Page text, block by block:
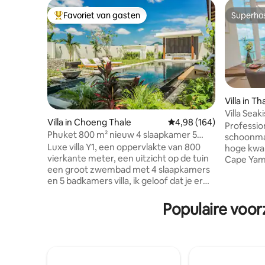
Topfavoriet van gasten
Favoriet van gasten
Villa in Choeng Thale Gemiddelde
4,98 (164)
Phuket 800 m² nieuw 4 slaapkamer 5
badkamer groot zwembad luxe tuin villa
Y1
Luxe villa Y1, een oppervlakte van 800
vierkante meter, een uitzicht op de tuin
een groot zwembad met 4 slaapkamers
en 5 badkamers villa, ik geloof dat je er
betreden, je zult geschokt zijn door het
luxe ontwerp en het supergrote
Villa in
Villa
met
butler
hoge
Cape
villa
en is 17
Populaire